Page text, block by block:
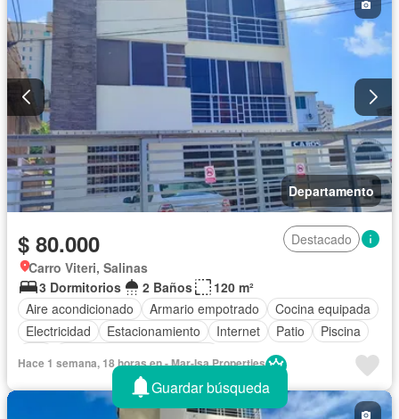
Departamento
$ 80.000
Destacado
Carro Viteri, Salinas
3 Dormitorios
2 Baños
120 m²
Aire acondicionado
Armario empotrado
Cocina equipada
Electricidad
Estacionamiento Internet Patio
Piscina
Hace 1 semana, 18 horas en - Mar-Isa Properties
Guardar búsqueda